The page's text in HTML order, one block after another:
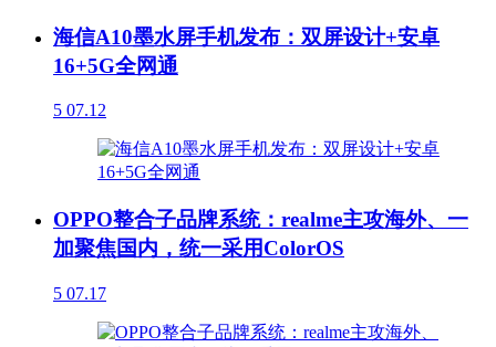
海信A10墨水屏手机发布：双屏设计+安卓
16+5G全网通
5 07.12
OPPO整合子品牌系统：realme主攻海外、一
加聚焦国内，统一采用ColorOS
5 07.17